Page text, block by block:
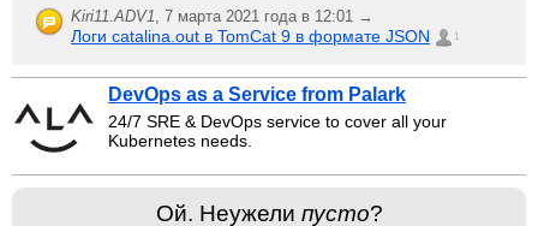
Kiri11.ADV1, 7 марта 2021 года в 12:01 →
Логи catalina.out в TomCat 9 в формате JSON 1
DevOps as a Service from Palark
24/7 SRE & DevOps service to cover all your
Kubernetes needs.
Ой. Неужели пусто?